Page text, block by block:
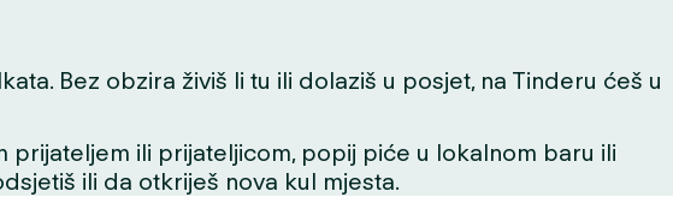
Bez obzira živiš li tu ili dolaziš u posjet, na Tinderu ćeš u
prijateljem ili prijateljicom, popij piće u lokalnom baru ili
ili da otkriješ nova kul mjesta.